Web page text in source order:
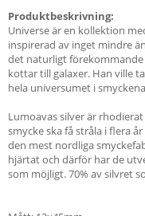
Produktbeskrivning:
Universe är en kollektion
inspirerad av inget mindre
det naturligt
kottar till galaxer. Han ville
hela universumet i
Lumoavas silver är
smycke ska få stråla i flera
den mest nordliga
hjärtat och därför har de
som möjligt. 70% av silvret